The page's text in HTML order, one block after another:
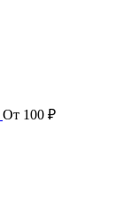
От 100 ₽